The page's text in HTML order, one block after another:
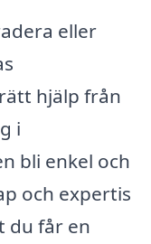
eller
hjälp från
i
bli enkel och
och expertis
du får en